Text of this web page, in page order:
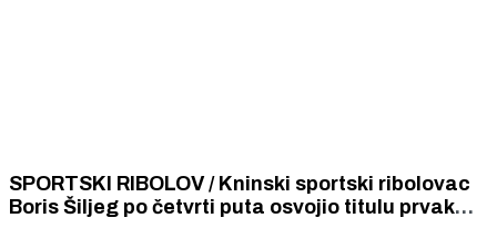
SPORTSKI RIBOLOV / Kninski sportski ribolovac
Boris Šiljeg po četvrti puta osvojio titulu prvak